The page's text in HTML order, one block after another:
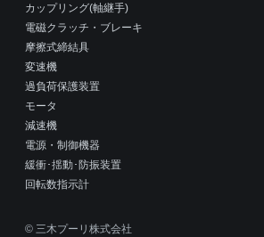
カップリング(軸継手)
電磁クラッチ・ブレーキ
摩擦式締結具
変速機
過負荷保護装置
モータ
減速機
電源・制御機器
緩衝･揺動･防振装置
回転数指示計
© 三木プーリ株式会社